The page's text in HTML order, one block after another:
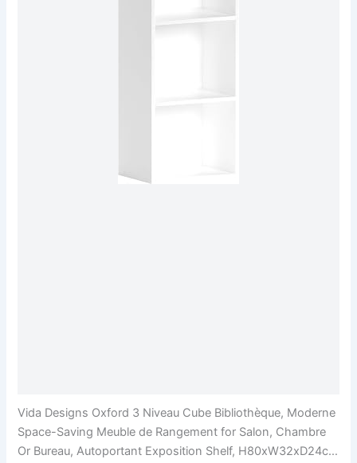
Vida Designs Oxford 3 Niveau Cube Bibliothèque, Moderne
Space-Saving Meuble de Rangement for Salon, Chambre
Or Bureau, Autoportant Exposition Shelf, H80xW32xD24cm